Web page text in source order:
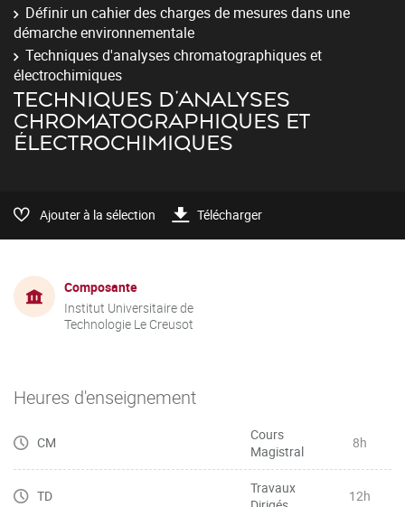
Définir un cahier des charges de mesures dans une
démarche environnementale
Techniques d'analyses chromatographiques et
électrochimiques
TECHNIQUES D'ANALYSES
CHROMATOGRAPHIQUES ET
ÉLECTROCHIMIQUES
Ajouter à la sélection Télécharger
Composante
Institut Universitaire de
Technologie Le Creusot
Heures d'enseignement
CM
Cours
Magistral
8h
TD
Travaux
12h